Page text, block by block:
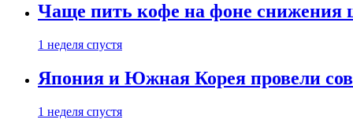
Чаще пить кофе на фоне снижения
1 неделя спустя
Япония и Южная Корея провели
1 неделя спустя